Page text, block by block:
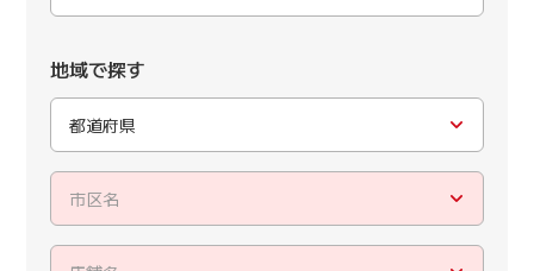
地域で探す
都道府県
市区名